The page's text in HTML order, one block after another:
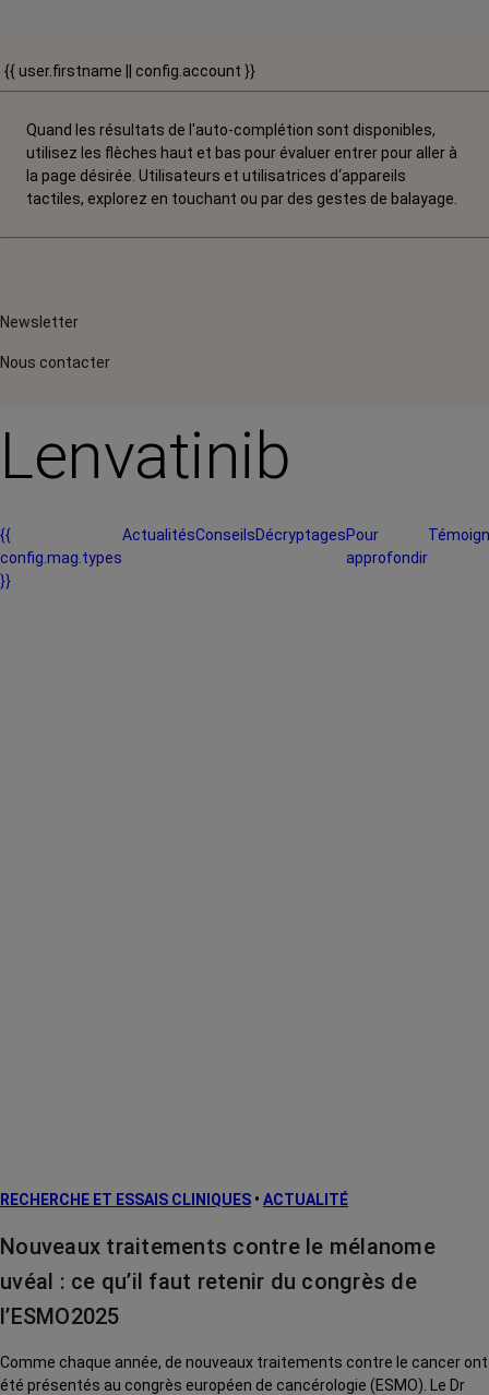
{{ user.firstname || config.account }}
Quand les résultats de l'auto-complétion sont disponibles,
utilisez les flèches haut et bas pour évaluer entrer pour aller à
la page désirée. Utilisateurs et utilisatrices d‘appareils
tactiles, explorez en touchant ou par des gestes de balayage.
Newsletter
Nous contacter
Lenvatinib
{{
config.mag.types
}}
ActualitésConseilsDécryptagesPour
approfondir
RECHERCHE ET ESSAIS CLINIQUES • ACTUALITÉ
Nouveaux traitements contre le mélanome
uvéal : ce qu’il faut retenir du congrès de
l’ESMO2025
Comme chaque année, de nouveaux traitements contre le cancer ont
été présentés au congrès européen de cancérologie (ESMO). Le Dr